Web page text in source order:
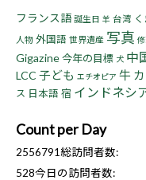
フランス語 誕生日 羊 台湾
人物 外国語 世界遺産 写真
Gigazine今年の目標 犬 中
LCC 子ども エチオピア 牛
ス 日本語 宿 インドネシ
Count per Day
2556791総訪問者数:
528今日の訪問者数: